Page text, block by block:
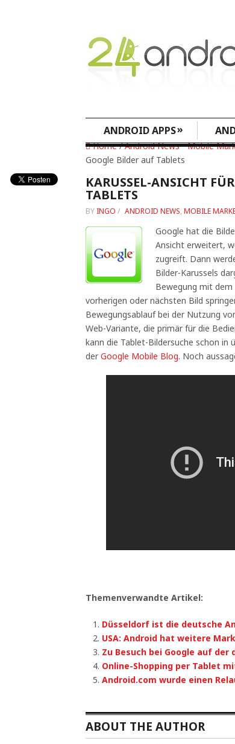
ANDROID APPS»
Home/Android News•Mobile
Google Bilder auf Tablets
KARUSSEL-ANSICHT
TABLETS
BY INGO / ANDROID NEWS, MOBILE
Google hat die
Ansicht erweitert,
zugreift. Dann
Bilder-Karussels
Bewegung mit dem
vorherigen oder nächsten Bild
Bewegungsablauf bei der Nutzung
Web-Variante, die primär für die
kann die Tablet-Bildersuche schon
der Google Mobile Blog. Noch
Themenverwandte Artikel:
Düsseldorf ist die deutsche
USA: Android hat weitere
Zu Besuch bei Google auf der
Online-Shopping per Tablet
Android.com wurde einen
ABOUT THE AUTHOR